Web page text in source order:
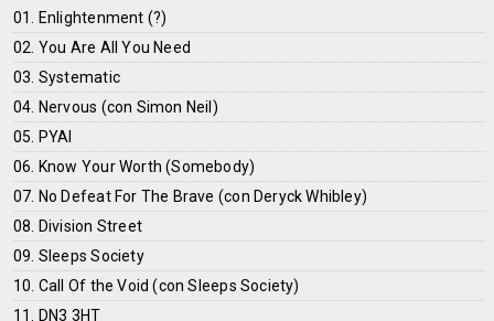
01. Enlightenment (?)
02. You Are All You Need
03. Systematic
04. Nervous (con Simon Neil)
05. PYAI
06. Know Your Worth (Somebody)
07. No Defeat For The Brave (con Deryck Whibley)
08. Division Street
09. Sleeps Society
10. Call Of the Void (con Sleeps Society)
11. DN3 3HT